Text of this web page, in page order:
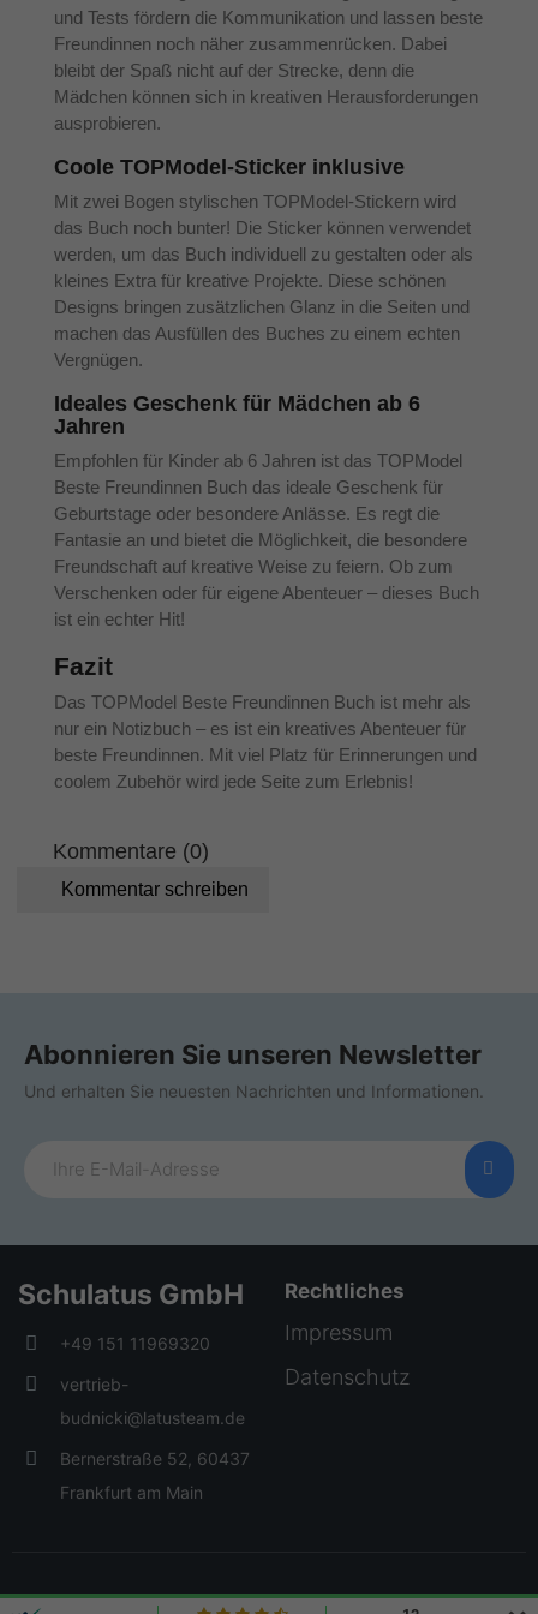
und Tests fördern die Kommunikation und lassen beste
Freundinnen noch näher zusammenrücken. Dabei
bleibt der Spaß nicht auf der Strecke, denn die
Mädchen können sich in kreativen Herausforderungen
ausprobieren.
Coole TOPModel-Sticker inklusive
Mit zwei Bogen stylischen TOPModel-Stickern wird
das Buch noch bunter! Die Sticker können verwendet
werden, um das Buch individuell zu gestalten oder als
kleines Extra für kreative Projekte. Diese schönen
Designs bringen zusätzlichen Glanz in die Seiten und
machen das Ausfüllen des Buches zu einem echten
Vergnügen.
Ideales Geschenk für Mädchen ab 6
Jahren
Empfohlen für Kinder ab 6 Jahren ist das TOPModel
Beste Freundinnen Buch das ideale Geschenk für
Geburtstage oder besondere Anlässe. Es regt die
Fantasie an und bietet die Möglichkeit, die besondere
Freundschaft auf kreative Weise zu feiern. Ob zum
Verschenken oder für eigene Abenteuer – dieses Buch
ist ein echter Hit!
Fazit
Das TOPModel Beste Freundinnen Buch ist mehr als
nur ein Notizbuch – es ist ein kreatives Abenteuer für
beste Freundinnen. Mit viel Platz für Erinnerungen und
coolem Zubehör wird jede Seite zum Erlebnis!
Kommentare (0)
Kommentar schreiben
Abonnieren Sie unseren Newsletter
Und erhalten Sie neuesten Nachrichten und Informationen.
Schulatus GmbH
+49 151 11969320
vertrieb-
budnicki@latusteam.de
Bernerstraße 52, 60437
Frankfurt am Main
Rechtliches
Impressum
Datenschutz
© 2026 Creative Elements. All rights reserved